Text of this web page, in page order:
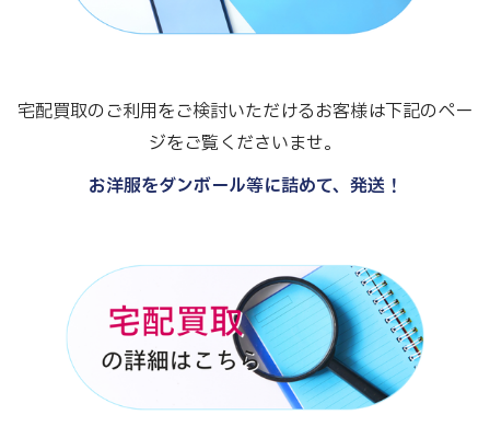
宅配買取のご利用をご検討いただけるお客様は下記のペー
ジをご覧くださいませ。
お洋服をダンボール等に詰めて、発送！